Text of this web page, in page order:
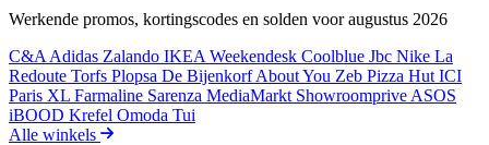
Werkende promos, kortingscodes en solden voor augustus 2026
C&A Adidas Zalando IKEA Weekendesk Coolblue Jbc Nike La
Redoute Torfs Plopsa De BijenkorfAbout You Zeb Pizza Hut ICI
Paris XL Farmaline Sarenza MediaMarkt Showroomprive ASOS
iBOOD Krefel Omoda Tui
Alle winkels